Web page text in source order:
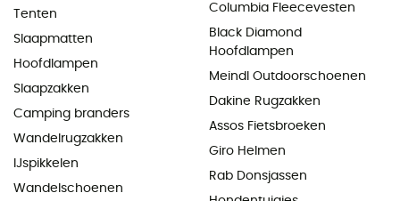
Tenten
Slaapmatten
Hoofdlampen
Slaapzakken
Camping branders
Wandelrugzakken
IJspikkelen
Wandelschoenen
Columbia Fleecevesten
Black Diamond
Hoofdlampen
Meindl Outdoorschoenen
Dakine Rugzakken
Assos Fietsbroeken
Giro Helmen
Rab Donsjassen